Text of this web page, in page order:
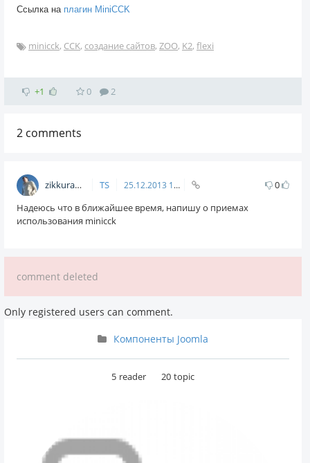
Ссылка на плагин MiniCCK
minicck, CCK, создание сайтов, ZOO, K2, flexi
+1 0 2
2 comments
zikkuratvk TS 25.12.2013 18:17
0
Надеюсь что в ближайшее время, напишу о приемах
использования minicck
comment deleted
Only registered users can comment.
Компоненты Joomla
5 reader 20 topic